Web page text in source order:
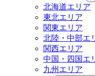
北海道エリア
東北エリア
関東エリア
北陸・中部エ
関西エリア
中国・四国エ
九州エリア